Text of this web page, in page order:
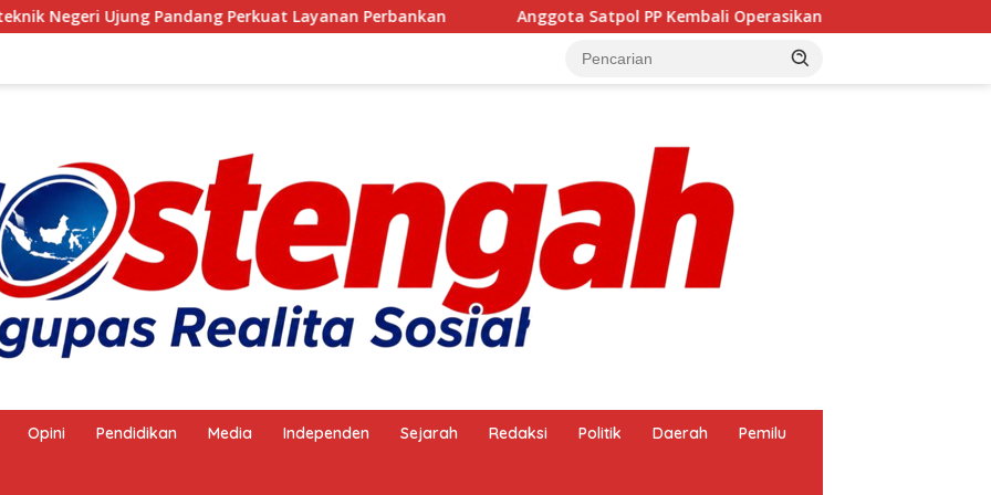
Pandang Perkuat Layanan Perbankan Anggota Satpol PP Kembali Operasikan Pembakaran Arang, Apa Kebal Hukum
Opini Pendidikan Media Independen Sejarah Redaksi Politik Daerah Pemilu